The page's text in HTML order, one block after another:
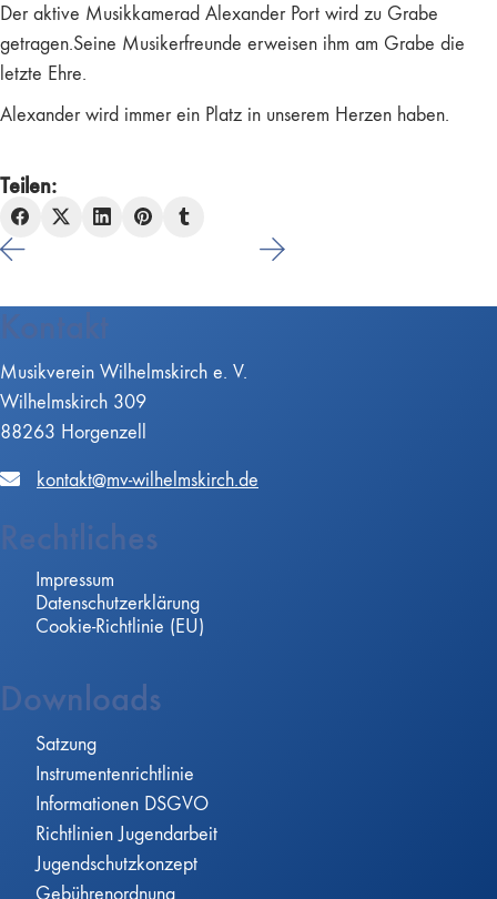
Der aktive Musikkamerad Alexander Port wird zu Grabe
getragen.Seine Musikerfreunde erweisen ihm am Grabe die
letzte Ehre.
Alexander wird immer ein Platz in unserem Herzen haben.
Teilen:
Musikverein Wilhelmskirch e. V.
Wilhelmskirch 309
88263 Horgenzell
kontakt@mv-wilhelmskirch.de
Rechtliches
Impressum
Datenschutzerklärung
Cookie-Richtlinie (EU)
Downloads
Satzung
Instrumentenrichtlinie
Informationen DSGVO
Richtlinien Jugendarbeit
Jugendschutzkonzept
Gebührenordnung